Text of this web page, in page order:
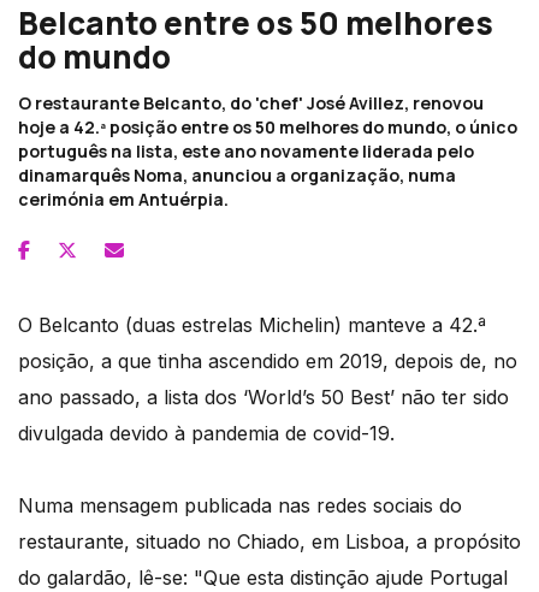
Belcanto entre os 50 melhores
do mundo
O restaurante Belcanto, do 'chef' José Avillez, renovou
hoje a 42.ª posição entre os 50 melhores do mundo, o único
português na lista, este ano novamente liderada pelo
dinamarquês Noma, anunciou a organização, numa
cerimónia em Antuérpia.
O Belcanto (duas estrelas Michelin) manteve a 42.ª
posição, a que tinha ascendido em 2019, depois de, no
ano passado, a lista dos ‘World’s 50 Best’ não ter sido
divulgada devido à pandemia de covid-19.
Numa mensagem publicada nas redes sociais do
restaurante, situado no Chiado, em Lisboa, a propósito
do galardão, lê-se: "Que esta distinção ajude Portugal